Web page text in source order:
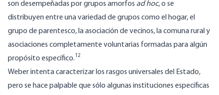
son desempeñadas por grupos amorfos ad hoc, o se
distribuyen entre una variedad de grupos como el hogar, el
grupo de parentesco, la asociación de vecinos, la comuna rural y
asociaciones completamente voluntarias formadas para algún
propósito específico.12
Weber intenta caracterizar los rasgos universales del Estado,
pero se hace palpable que sólo algunas instituciones específicas